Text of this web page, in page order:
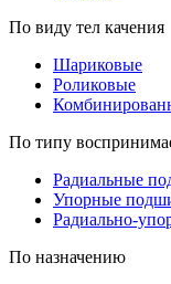
По виду тел качения
Шариковые
Роликовые
По типу
Радиальные
Упорные
Радиально-
По назначению